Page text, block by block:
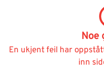
Noe
En ukjent feil har
inn